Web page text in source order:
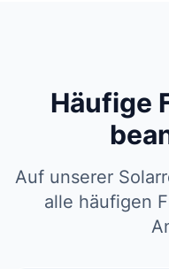
Häufige
Auf unserer
alle häufigen